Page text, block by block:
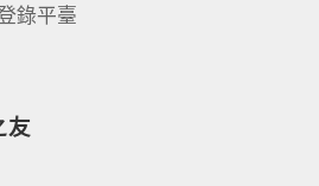
錄平臺
友